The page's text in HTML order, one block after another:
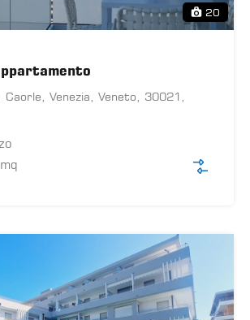
20
Caorle, Venezia, Veneto, 30021,
mq